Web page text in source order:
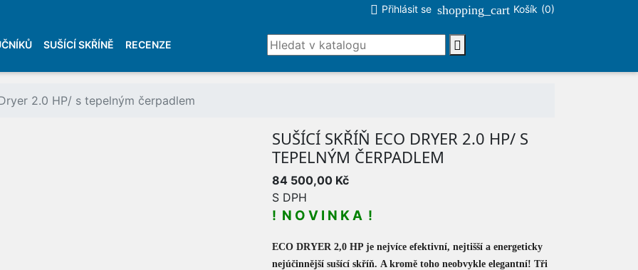
 Přihlásit se shopping_cart Košík (0)
SUŠÍCÍ SKŘÍNĚ RECENZE 
2.0 HP/ s tepelným čerpadlem
SUŠÍCÍ SKŘÍŇ ECO DRYER 2.0 HP/ S
TEPELNÝM ČERPADLEM
84 500,00 Kč
S DPH
! N O V I N K A !
ECO DRYER 2,0 HP je nejvíce efektivní, nejtišší a energeticky
nejúčinnější sušící skříň. A kromě toho neobvykle elegantní! Tři